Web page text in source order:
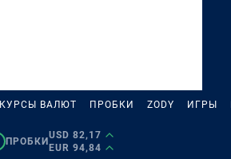
КУРСЫ ВАЛЮТ ПРОБКИ ZODY ИГРЫ
ПРОБКИ
USD 82,17
EUR 94,84